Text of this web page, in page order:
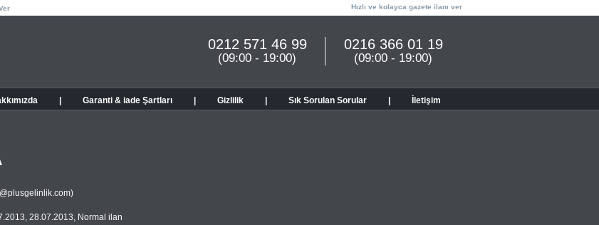
Hızlı ve kolayca gazete ilanı ver
0216 366 01 19
(09:00 - 19:00)
0212 571 46 99
(09:00 - 19:00)
Garanti & iade Şartları Gizlilik Sık Sorulan Sorular İletişim
)
, 28.07.2013, Normal ilan